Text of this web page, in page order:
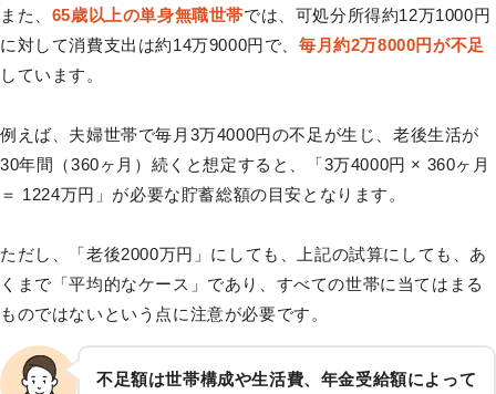
また、 65歳以上の単身無職世帯では、可処分所得約12万1000円
に対して消費支出は約14万9000円で、毎月約2万8000円が不足
しています。
例えば、夫婦世帯で毎月3万4000円の不足が生じ、老後生活が
30年間（360ヶ月）続くと想定すると、「3万4000円 × 360ヶ月
＝ 1224万円」が必要な貯蓄総額の目安となります。
ただし、「老後2000万円」にしても、上記の試算にしても、あ
くまで「平均的なケース」であり、すべての世帯に当てはまる
ものではないという点に注意が必要です。
不足額は世帯構成や生活費、年金受給額によって